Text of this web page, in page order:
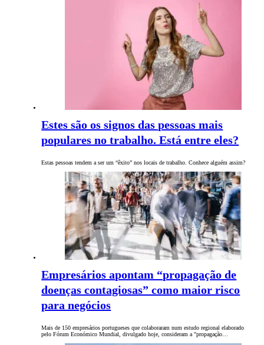
Estes são os signos das pessoas mais
populares no trabalho. Está entre eles?
Estas pessoas tendem a ser um “êxito” nos locais de trabalho. Conhece alguém assim?
Empresários apontam “propagação de
doenças contagiosas” como maior risco
para negócios
Mais de 150 empresários portugueses que colaboraram num estudo regional elaborado
pelo Fórum Económico Mundial, divulgado hoje, consideram a "propagação…